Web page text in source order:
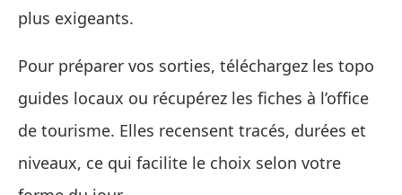
plus exigeants.
Pour préparer vos sorties, téléchargez les topo
guides locaux ou récupérez les fiches à l’office
de tourisme. Elles recensent tracés, durées et
niveaux, ce qui facilite le choix selon votre